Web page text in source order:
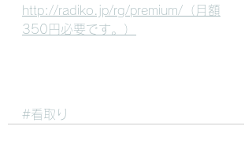
http://radiko.jp/rg/premium/（月額
350円必要です。）
#看取り